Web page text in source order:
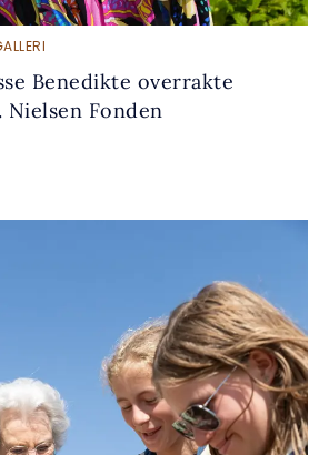
Benedikte overrakte
Nielsen Fonden